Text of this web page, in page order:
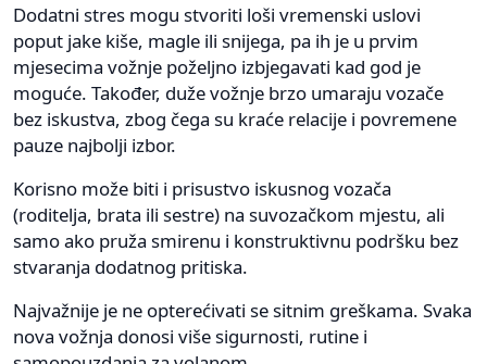
Dodatni stres mogu stvoriti loši vremenski uslovi
poput jake kiše, magle ili snijega, pa ih je u prvim
mjesecima vožnje poželjno izbjegavati kad god je
moguće. Također, duže vožnje brzo umaraju vozače
bez iskustva, zbog čega su kraće relacije i povremene
pauze najbolji izbor.
Korisno može biti i prisustvo iskusnog vozača
(roditelja, brata ili sestre) na suvozačkom mjestu, ali
samo ako pruža smirenu i konstruktivnu podršku bez
stvaranja dodatnog pritiska.
Najvažnije je ne opterećivati se sitnim greškama. Svaka
nova vožnja donosi više sigurnosti, rutine i